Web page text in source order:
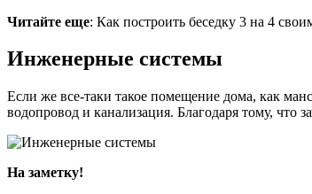
Читайте еще: Как построить беседку 3 на 4
Инженерные системы
Если же все-таки такое помещение дома, как
водопровод и канализация. Благодаря тому, что
На заметку!